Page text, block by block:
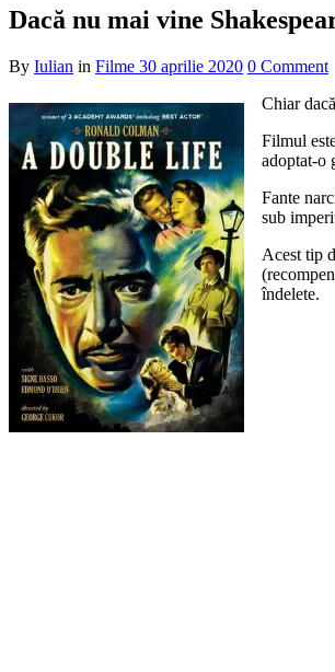
Dacă nu mai vine
By Iulian in Filme 30 aprilie 2020 0 Comment
Chiar
Filmul
adoptat-o
Fante
sub
Acest tip
îndelete.